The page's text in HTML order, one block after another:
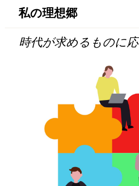
私の理想郷
時代が求めるものに